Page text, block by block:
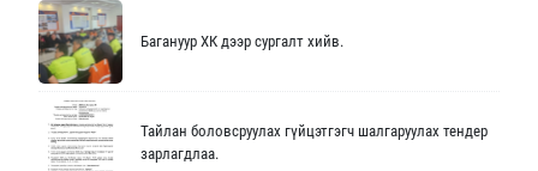
Багануур ХК дээр сургалт хийв.
Тайлан боловсруулах гүйцэтгэгч шалгаруулах тендер
зарлагдлаа.